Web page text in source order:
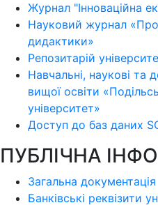
Журнал "Інноваційна
Науковий журнал
дидактики»
Репозитарій
Навчальні, наукові та
вищої освіти
університет»
Доступ до баз даних
ПУБЛІЧНА
Загальна документація
Банківські реквізити